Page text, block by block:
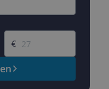
Gewenste prijs
€